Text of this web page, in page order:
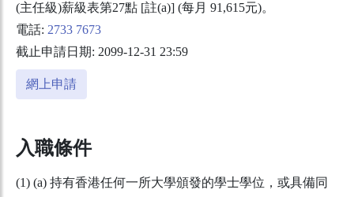
(主任級)薪級表第27點 [註(a)] (每月 91,615元)。
電話: 2733 7673
截止申請日期: 2099-12-31 23:59
網上申請
入職條件
(1) (a) 持有香港任何一所大學頒發的學士學位，或具備同